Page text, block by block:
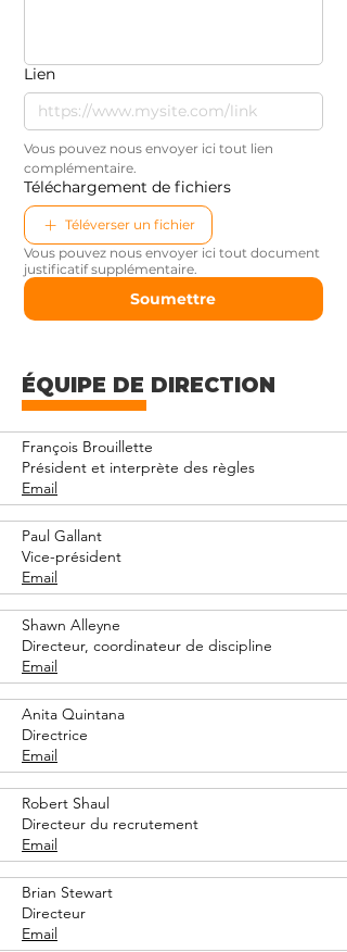
Lien
Vous pouvez nous envoyer ici tout lien
complémentaire.
Téléchargement de fichiers
Téléverser un fichier
Vous pouvez nous envoyer ici tout document
justificatif supplémentaire.
Soumettre
ÉQUIPE DE DIRECTION
François Brouillette
Président et interprète des règles
Email
Paul Gallant
Vice-président
Email
Shawn Alleyne
Directeur, coordinateur de discipline
Email
Anita Quintana
Directrice
Email
Robert Shaul
Directeur du recrutement
Email
Brian Stewart
Directeur
Email